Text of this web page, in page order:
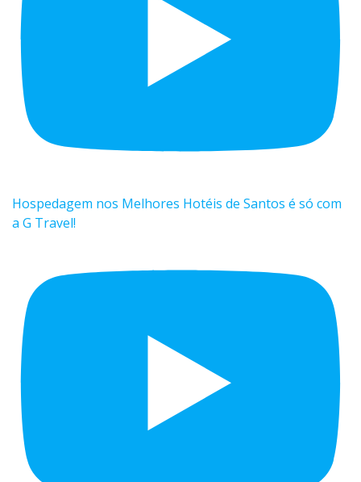
Hospedagem nos Melhores Hotéis de Santos é só com
a G Travel!